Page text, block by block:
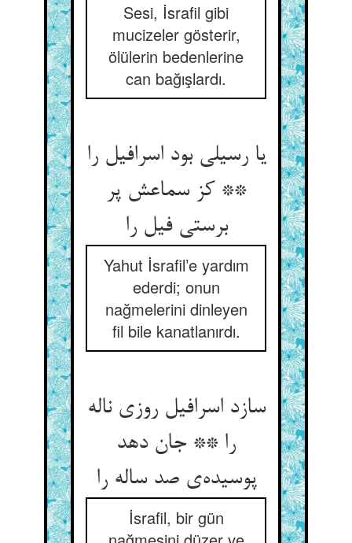
Sesi, İsrafil gibi
mucizeler gösterir,
ölülerin bedenlerine
can bağışlardı.
یا رسیلی بود اسرافیل را
** کز سماعش پر
برستی فیل را
Yahut İsrafil’e yardım
ederdi; onun
nağmelerini dinleyen
fil bile kanatlanırdı.
سازد اسرافیل روزی ناله
را ** جان دهد
پوسیده‌‌ی صد ساله را
İsrafil, bir gün